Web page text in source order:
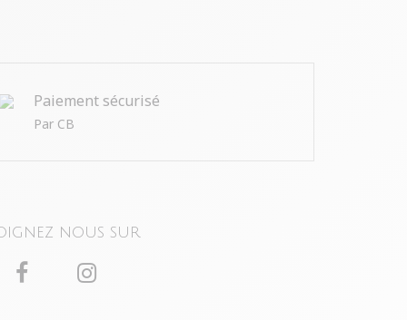
Paiement sécurisé
Par CB
nous sur